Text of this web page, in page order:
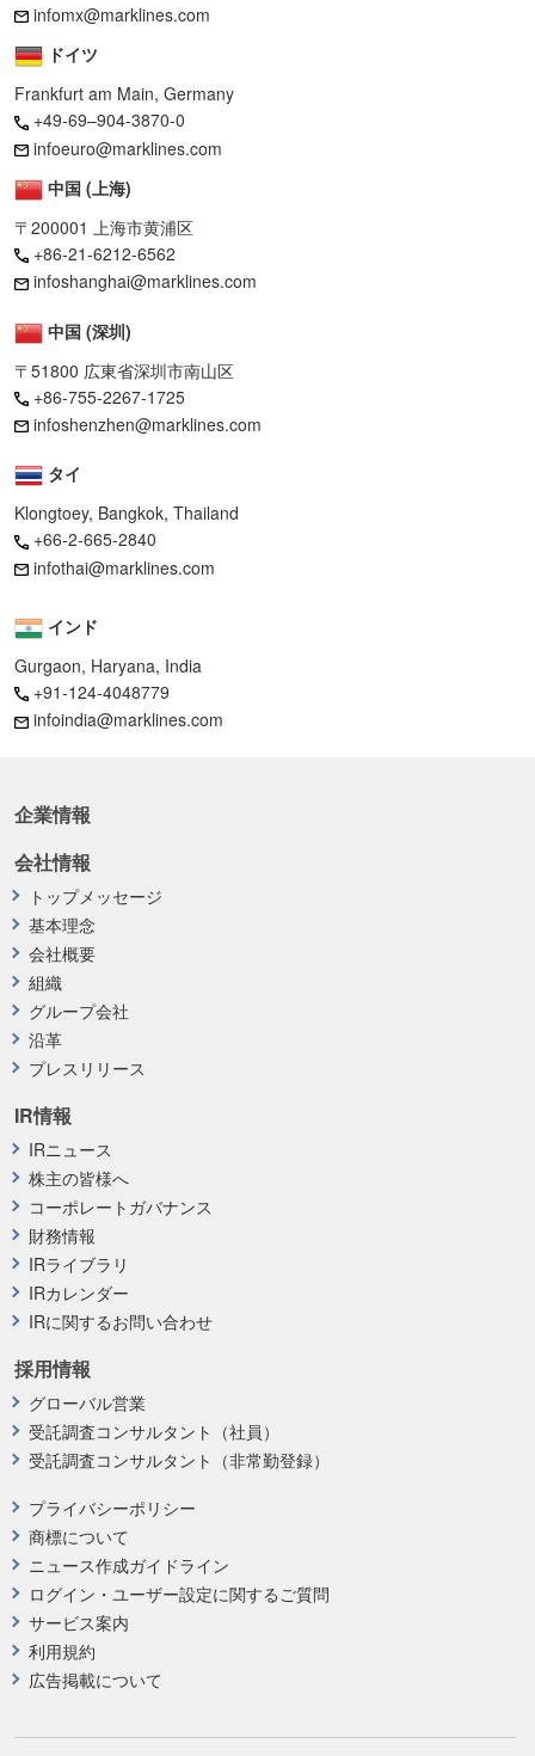
infomx@marklines.com
ドイツ
Frankfurt am Main, Germany
+49-69–904-3870-0
infoeuro@marklines.com
中国 (上海)
〒200001 上海市黄浦区
+86-21-6212-6562
infoshanghai@marklines.com
中国 (深圳)
〒51800 広東省深圳市南山区
+86-755-2267-1725
infoshenzhen@marklines.com
タイ
Klongtoey, Bangkok, Thailand
+66-2-665-2840
infothai@marklines.com
インド
Gurgaon, Haryana, India
+91-124-4048779
infoindia@marklines.com
企業情報
プライバシーポリシー
商標について
ニュース作成ガイドライン
ログイン・ユーザー設定に関するご質問
サービス案内
利用規約
広告掲載について
採用情報
グローバル営業
受託調査コンサルタント（社員）
受託調査コンサルタント（非常勤登録）
会社情報
トップメッセージ
基本理念
会社概要
組織
グループ会社
沿革
プレスリリース
IR情報
IRニュース
株主の皆様へ
コーポレートガバナンス
財務情報
IRライブラリ
IRカレンダー
IRに関するお問い合わせ